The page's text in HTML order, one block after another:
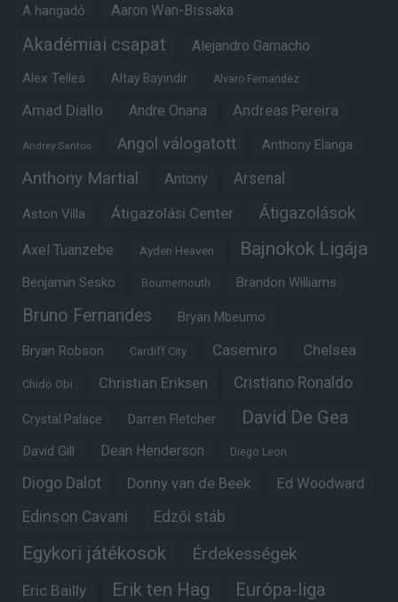
A hangadó Aaron Wan-Bissaka
Akadémiai csapat Alejandro Garnacho
Alex Telles Altay Bayindir Alvaro Fernandez
Amad Diallo Andre Onana Andreas Pereira
Andrey Santos Angol válogatott Anthony Elanga
Anthony Martial Antony Arsenal
Aston Villa Átigazolási Center Átigazolások
Axel Tuanzebe Ayden Heaven Bajnokok Ligája
Benjamin Sesko Bournemouth Brandon Williams
Bruno Fernandes Bryan Mbeumo
Bryan Robson Cardiff City Casemiro Chelsea
Chido Obi Christian Eriksen Cristiano Ronaldo
Crystal Palace Darren Fletcher David De Gea
David Gill Dean Henderson Diego Leon
Diogo Dalot Donny van de Beek Ed Woodward
Edinson Cavani Edzői stáb
Egykori játékosok Érdekességek
Eric Bailly Erik ten Hag Európa-liga